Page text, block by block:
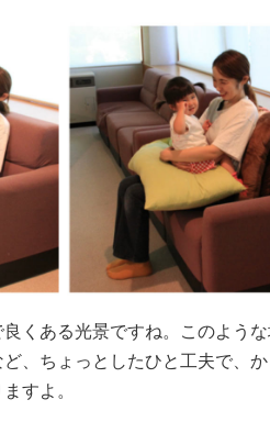
くある光景ですね。このよう
、ちょっとしたひと工夫で、
すよ。